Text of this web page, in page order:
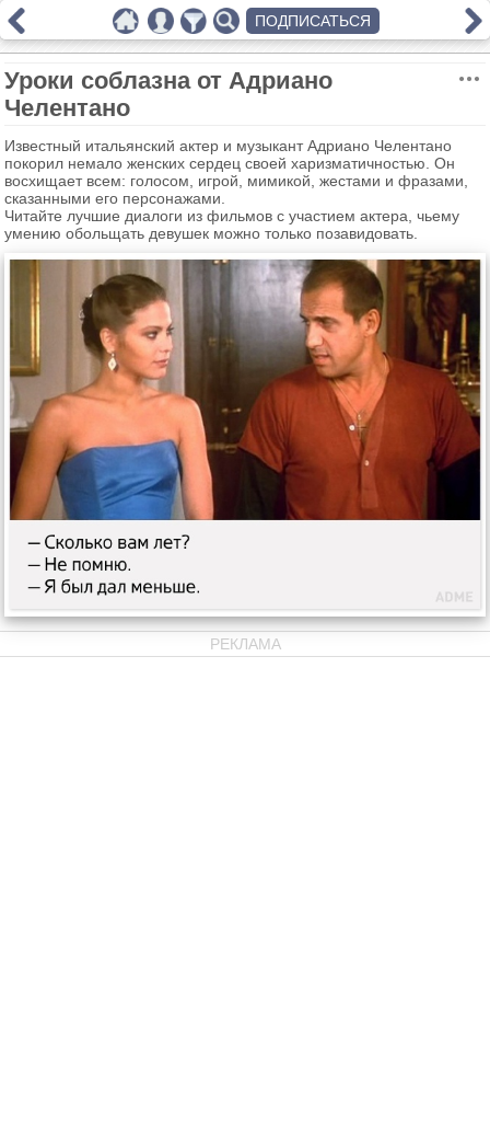
Уроки соблазна от Адриано
Челентано
Известный итальянский актер и музыкант Адриано Челентано
покорил немало женских сердец своей харизматичностью. Он
восхищает всем: голосом, игрой, мимикой, жестами и фразами,
сказанными его персонажами.
Читайте лучшие диалоги из фильмов с участием актера, чьему
умению обольщать девушек можно только позавидовать.
РЕКЛАМА
ПОДПИСАТЬСЯ